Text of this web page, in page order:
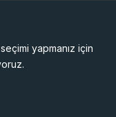
yapmanız için